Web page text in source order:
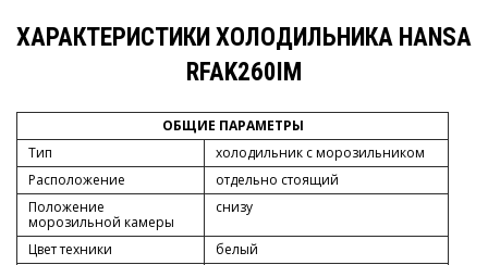
ХАРАКТЕРИСТИКИ ХОЛОДИЛЬНИКА HANSA
RFAK260IM
ОБЩИЕ ПАРАМЕТРЫ
Тип
холодильник с морозильником
Расположение
отдельно стоящий
Положение
морозильной камеры
снизу
Цвет техники
белый